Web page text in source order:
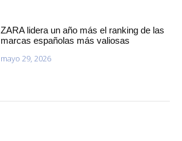
ZARA lidera un año más el ranking de las
marcas españolas más valiosas
mayo 29, 2026